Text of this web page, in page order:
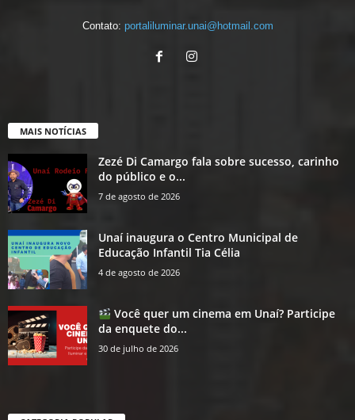
Contato: portaliluminar.unai@hotmail.com
MAIS NOTÍCIAS
Zezé Di Camargo fala sobre sucesso, carinho
do público e o...
7 de agosto de 2026
Unaí inaugura o Centro Municipal de
Educação Infantil Tia Célia
4 de agosto de 2026
Você quer um cinema em Unaí? Participe
da enquete do...
30 de julho de 2026